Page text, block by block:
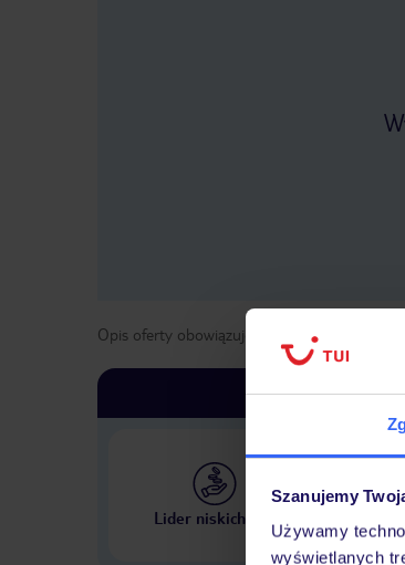
Szanujemy
Używamy
wyświetlanych
Opis oferty obowiązuje dla wyjazdów w
Lider niskich cen